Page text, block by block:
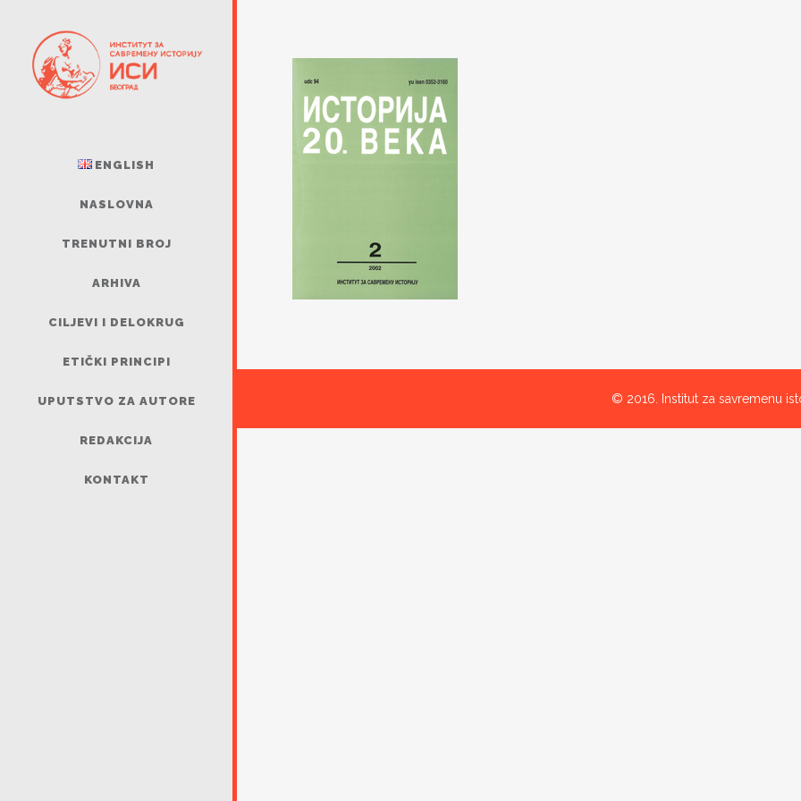
ENGLISH
NASLOVNA
TRENUTNI BROJ
ARHIVA
CILJEVI I DELOKRUG
ETIČKI PRINCIPI
UPUTSTVO ZA AUTORE
REDAKCIJA
KONTAKT
© 2016. Institut za savremenu